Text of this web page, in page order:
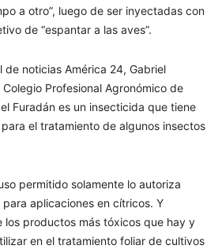
a otro”, luego de ser inyectadas con
de “espantar a las aves”.
de noticias América 24, Gabriel
Profesional Agronómico de
Furadán es un insecticida que tiene
el tratamiento de algunos insectos
permitido solamente lo autoriza
aplicaciones en cítricos. Y
los productos más tóxicos que hay y
en el tratamiento foliar de cultivos